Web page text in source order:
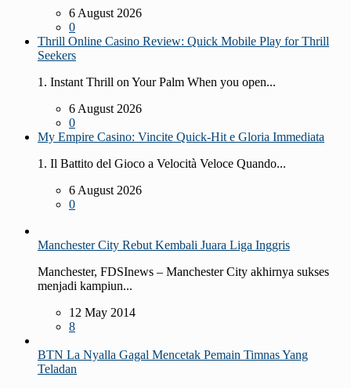
6 August 2026
0
Thrill Online Casino Review: Quick Mobile Play for Thrill
Seekers
1. Instant Thrill on Your Palm When you open...
6 August 2026
0
My Empire Casino: Vincite Quick‑Hit e Gloria Immediata
1. Il Battito del Gioco a Velocità Veloce Quando...
6 August 2026
0
Manchester City Rebut Kembali Juara Liga Inggris
Manchester, FDSInews – Manchester City akhirnya sukses
menjadi kampiun...
12 May 2014
8
BTN La Nyalla Gagal Mencetak Pemain Timnas Yang
Teladan